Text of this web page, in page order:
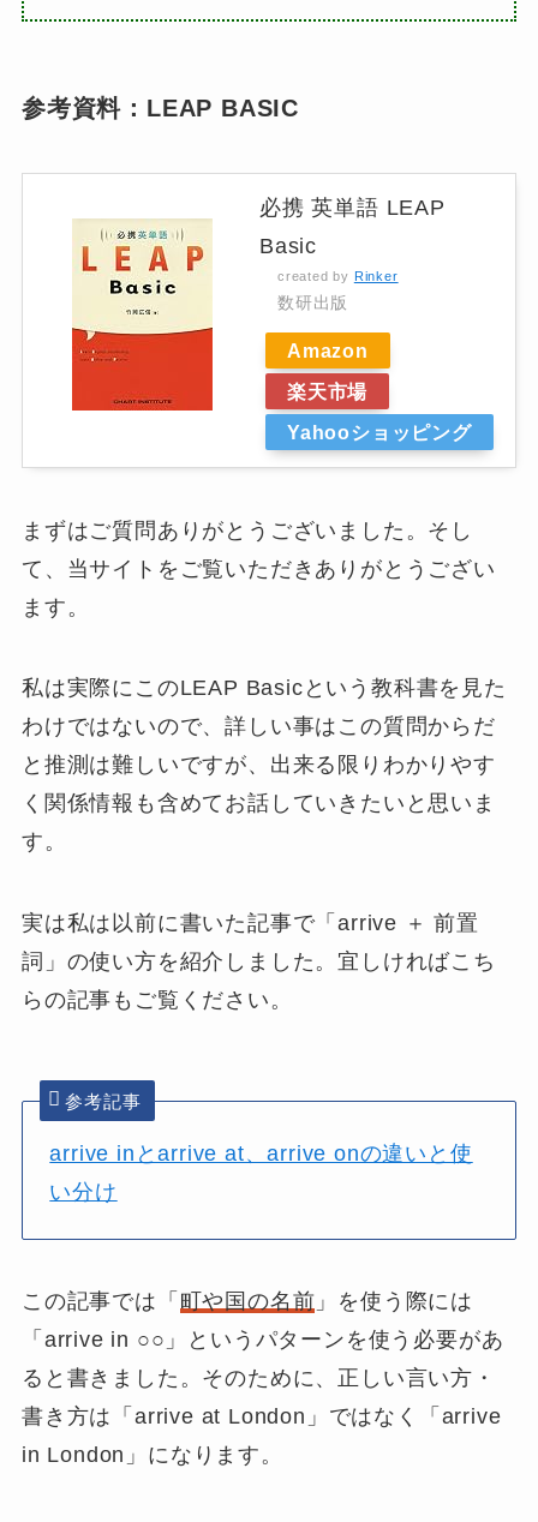
参考資料：LEAP BASIC
必携 英単語 LEAP
Basic
created by Rinker
数研出版
Amazon
楽天市場
Yahooショッピング
まずはご質問ありがとうございました。そし
て、当サイトをご覧いただきありがとうござい
ます。
私は実際にこのLEAP Basicという教科書を見た
わけではないので、詳しい事はこの質問からだ
と推測は難しいですが、出来る限りわかりやす
く関係情報も含めてお話していきたいと思いま
す。
実は私は以前に書いた記事で「arrive ＋ 前置
詞 」の使い方を紹介しました。宜しければこち
らの記事もご覧ください。
参考記事
arrive inとarrive at、arrive onの違いと使
い分け
この記事では「 町や国の名前 」を使う際には
「 arrive in ○○ 」というパターンを使う必要があ
ると書きました。そのために、正しい言い方・
書き方は「arrive at London」ではなく「 arrive
in London 」になります。